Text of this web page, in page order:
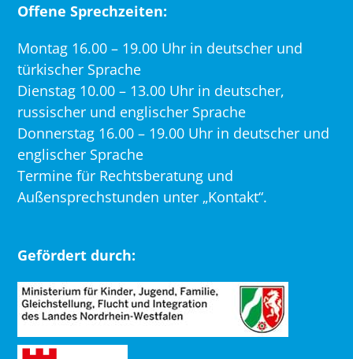
Offene Sprechzeiten:
Montag 16.00 – 19.00 Uhr in deutscher und
türkischer Sprache
Dienstag 10.00 – 13.00 Uhr in deutscher,
russischer und englischer Sprache
Donnerstag 16.00 – 19.00 Uhr in deutscher und
englischer Sprache
Termine für Rechtsberatung und
Außensprechstunden unter „Kontakt“.
Gefördert durch: